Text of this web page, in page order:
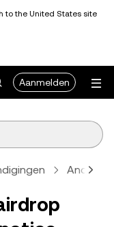
to the United States site
Aanmelden
Anders